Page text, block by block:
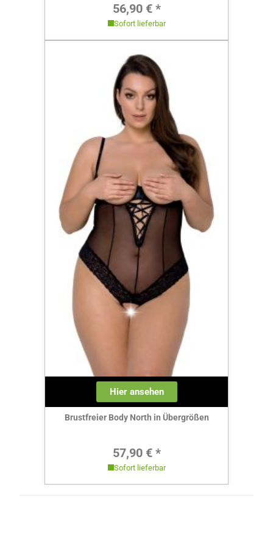
Regulärer Preis:
56,90 € *
Sofort lieferbar
Hier ansehen
Brustfreier Body North in Übergrößen
Regulärer Preis:
57,90 € *
Sofort lieferbar